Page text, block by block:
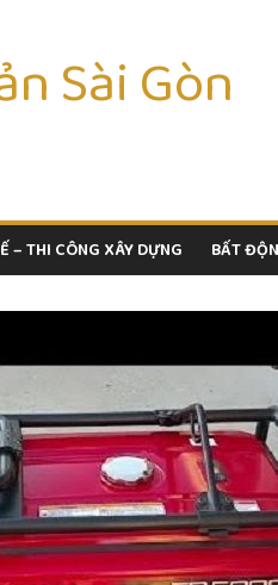
Sài Gòn
– THI CÔNG XÂY DỰNG BẤT